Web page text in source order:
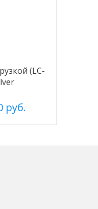
(LC-
руб.